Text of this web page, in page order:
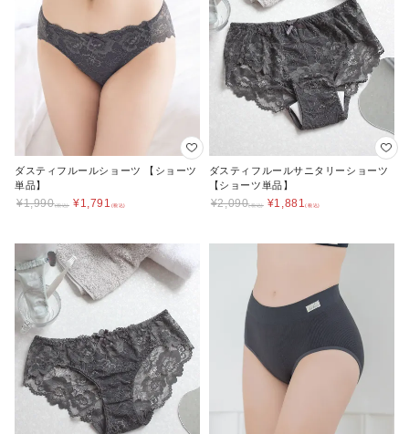
ダスティフルールショーツ 【ショーツ
単品】
¥1,990 ¥1,791
ダスティフルールサニタリーショーツ
【ショーツ単品】
¥2,090 ¥1,881